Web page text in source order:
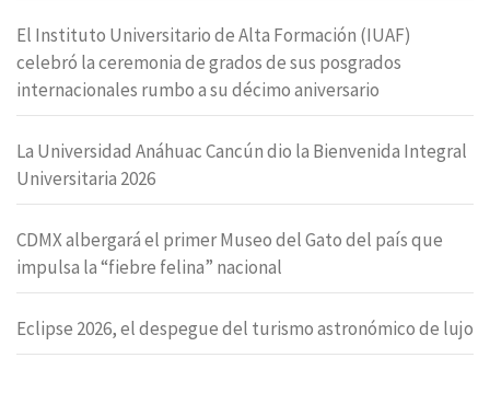
El Instituto Universitario de Alta Formación (IUAF)
celebró la ceremonia de grados de sus posgrados
internacionales rumbo a su décimo aniversario
La Universidad Anáhuac Cancún dio la Bienvenida Integral
Universitaria 2026
CDMX albergará el primer Museo del Gato del país que
impulsa la “fiebre felina” nacional
Eclipse 2026, el despegue del turismo astronómico de lujo